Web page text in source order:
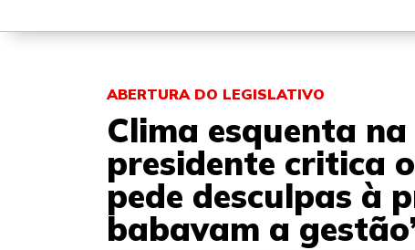
ABERTURA DO LEGISLATIVO
Clima esquenta
presidente critica
pede desculpas à
babavam a